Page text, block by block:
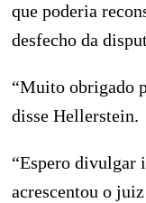
que poderia
desfecho da
“Muito obrigado
disse Hellerstein.
“Espero divulgar
acrescentou o